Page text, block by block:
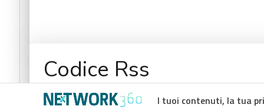
I tuoi contenuti, la tua
Codice Rss
RSS link